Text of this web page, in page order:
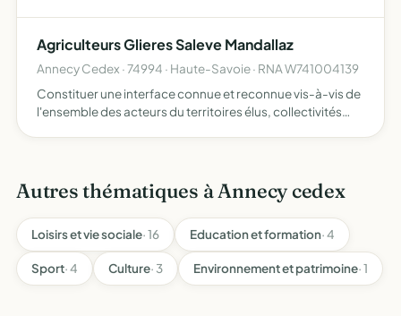
Agriculteurs Glieres Saleve Mandallaz
Annecy Cedex · 74994 · Haute-Savoie · RNA W741004139
Constituer une interface connue et reconnue vis-à-vis de
l'ensemble des acteurs du territoires élus, collectivités
Autres thématiques à Annecy cedex
Loisirs et vie sociale· 16 Education et formation· 4
Sport· 4 Culture· 3 Environnement et patrimoine· 1